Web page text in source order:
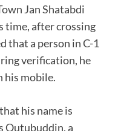
Jan Shatabdi
time, after crossing
that a person in C-1
verification, he
his mobile.
his name is
Qutubuddin, a